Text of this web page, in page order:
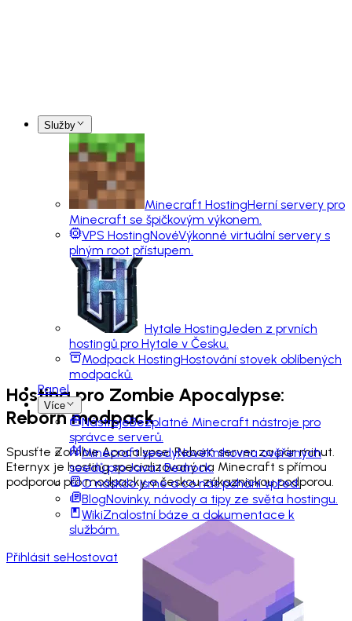
Služby
Minecraft HostingHerní servery pro
Minecraft se špičkovým výkonem.
VPS HostingNovéVýkonné virtuální servery s
plným root přístupem.
Hytale HostingJeden z prvních
hostingů pro Hytale v Česku.
Modpack HostingHostování stovek oblíbených
modpacků.
Panel
Více
NástrojeBezplatné Minecraft nástroje pro
správce serverů.
Minecraft seedyNovéKnihovna ověřených
seedů pro Java i Bedrock.
O násKdo jsme a co nás pohání vpřed.
BlogNovinky, návody a tipy ze světa hostingu.
WikiZnalostní báze a dokumentace k
službám.
Přihlásit seHostovat
Hosting pro Zombie Apocalypse:
Rebornmodpack
Spusťte Zombie Apocalypse: Reborn server za pár minut.
Eternyx je hosting specializovaný na Minecraft s přímou
podporou pro modpacky a českou zákaznickou podporou.